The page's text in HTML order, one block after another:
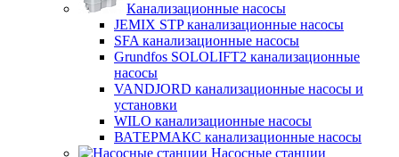
Канализационные насосы
JEMIX STP канализационные насосы
SFA канализационные насосы
Grundfos SOLOLIFT2 канализационные
насосы
VANDJORD канализационные насосы и
установки
WILO канализационные насосы
ВАТЕРМАКС канализационные насосы
Насосные станции